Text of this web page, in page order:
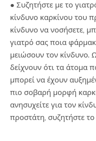
● Συζητήστε με το
κίνδυνο καρκίνου του
κίνδυνο να νοσήσετε,
γιατρό σας ποια
μειώσουν τον κίνδυνο.
δείχνουν ότι τα άτομα
μπορεί να έχουν
πιο σοβαρή μορφή
ανησυχείτε για τον
προστάτη, συζητήστε το